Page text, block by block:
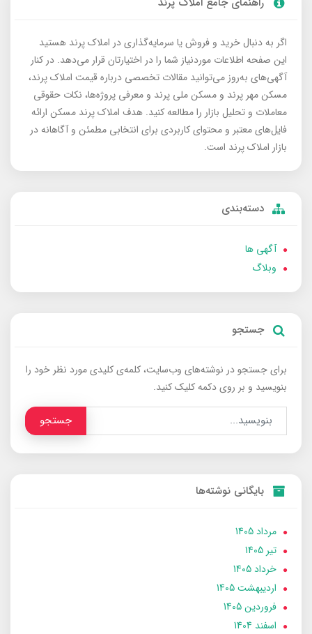
اگر به دنبال خرید و فروش یا سرمایه‌گذاری در املاک پرند هستید
این صفحه اطلاعات موردنیاز شما را در اختیارتان قرار می‌دهد. در کنار
آگهی‌های به‌روز می‌توانید مقالات تخصصی درباره قیمت املاک پرند،
مسکن مهر پرند و مسکن ملی پرند و معرفی پروژه‌ها، نکات حقوقی
معاملات و تحلیل بازار را مطالعه کنید. هدف املاک پرند مسکن ارائه
فایل‌های معتبر و محتوای کاربردی برای انتخابی مطمئن و آگاهانه در
بازار املاک پرند است.
دسته‌بندی
آگهی ها
وبلاگ
جستجو
برای جستجو در نوشته‌های وب‌سایت، کلمه‌ی کلیدی مورد نظر خود را
بنویسید و بر روی دکمه کلیک کنید.
جستجو
بایگانی نوشته‌ها
مرداد 1405
تير 1405
خرداد 1405
ارديبهشت 1405
فروردین 1405
اسفند 1404